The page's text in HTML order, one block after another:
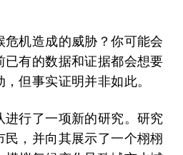
机造成的威胁？你可能会
已有的数据和证据都会想要
但事实证明并非如此。
行了一项新的研究。研究
民，并向其展示了一个栩栩